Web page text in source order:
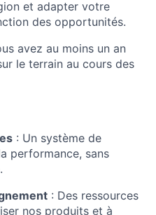
et adapter votre
des opportunités.
avez au moins un an
le terrain au cours des
: Un système de
performance, sans
: Des ressources
nos produits et à